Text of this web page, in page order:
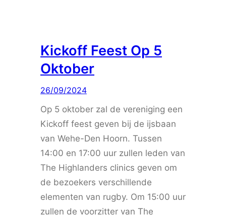
Kickoff Feest Op 5
Oktober
26/09/2024
Op 5 oktober zal de vereniging een
Kickoff feest geven bij de ijsbaan
van Wehe-Den Hoorn. Tussen
14:00 en 17:00 uur zullen leden van
The Highlanders clinics geven om
de bezoekers verschillende
elementen van rugby. Om 15:00 uur
zullen de voorzitter van The